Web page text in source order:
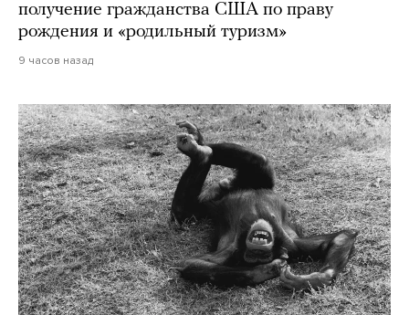
получение гражданства США по праву
рождения и «родильный туризм»
9 часов назад